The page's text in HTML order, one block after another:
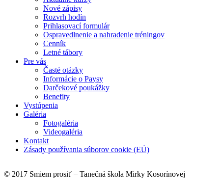
Nové zápisy
Rozvrh hodín
Prihlasovací formulár
Ospravedlnenie a nahradenie tréningov
Cenník
Letné tábory
Pre vás
Časté otázky
Informácie o Paysy
Darčekové poukážky
Benefity
Vystúpenia
Galéria
Fotogaléria
Videogaléria
Kontakt
Zásady používania súborov cookie (EÚ)
© 2017 Smiem prosiť – Tanečná škola Mirky Kosorínovej